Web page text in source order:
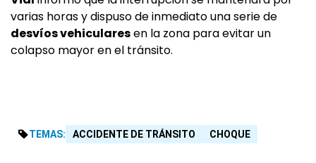
varias horas y dispuso de inmediato una serie de
desvíos vehicularesen la zona para evitar un
colapso mayor en el tránsito.
TEMAS: ACCIDENTE DE TRÁNSITO CHOQUE